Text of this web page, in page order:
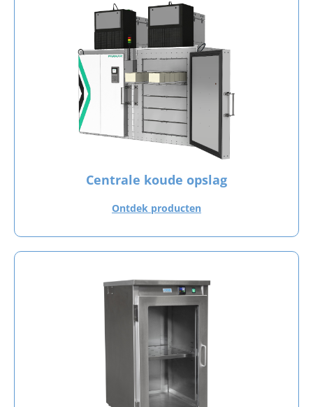
Centrale koude opslag
Ontdek producten